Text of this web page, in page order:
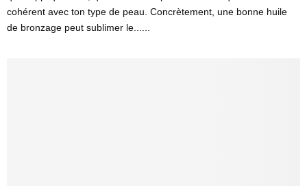
cohérent avec ton type de peau. Concrètement, une bonne huile
de bronzage peut sublimer le......